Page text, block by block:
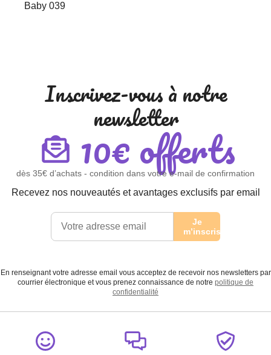
Baby 039
Inscrivez-vous à notre
newsletter
10€ offerts
dès 35€ d’achats - condition dans votre e-mail de confirmation
Recevez nos nouveautés et avantages exclusifs par email
Je
m’inscris
En renseignant votre adresse email vous acceptez de recevoir nos newsletters par
courrier électronique et vous prenez connaissance de notre politique de
confidentialité